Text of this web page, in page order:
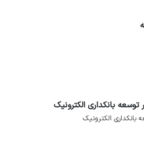
بانکداری الکترونیک
الکترونیک